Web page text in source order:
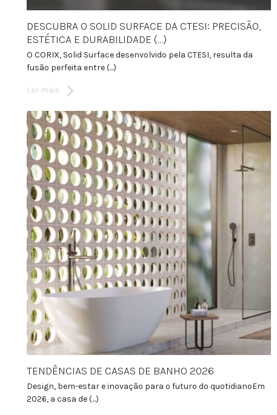
DESCUBRA O SOLID SURFACE DA CTESI: PRECISÃO,
ESTÉTICA E DURABILIDADE (...)
O CORIX, Solid Surface desenvolvido pela CTESI, resulta da
fusão perfeita entre (...)
Ler mais
TENDÊNCIAS DE CASAS DE BANHO 2026
Design, bem-estar e inovação para o futuro do quotidianoEm
2026, a casa de (...)